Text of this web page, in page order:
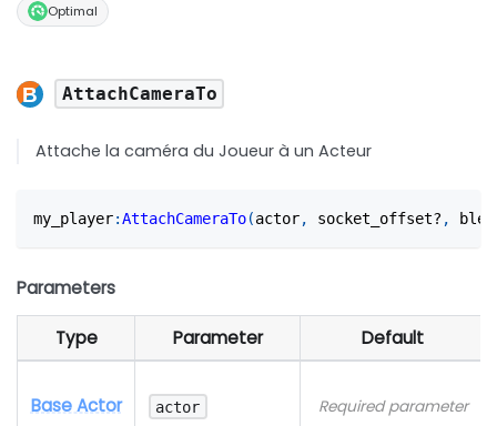
Optimal
AttachCameraTo
Attache la caméra du Joueur à un Acteur
my_player:AttachCameraTo(actor, socket_offset? ,
Parameters
Type Parameter Default
Base Actor actor Required parameter